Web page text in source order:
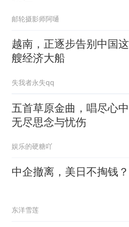
邮轮摄影师阿嗵
越南，正逐步告别中国这
艘经济大船
失我者永失qq
五首草原金曲，唱尽心中
无尽思念与忧伤
娱乐的硬糖吖
中企撤离，美日不掏钱？
东洋雪莲